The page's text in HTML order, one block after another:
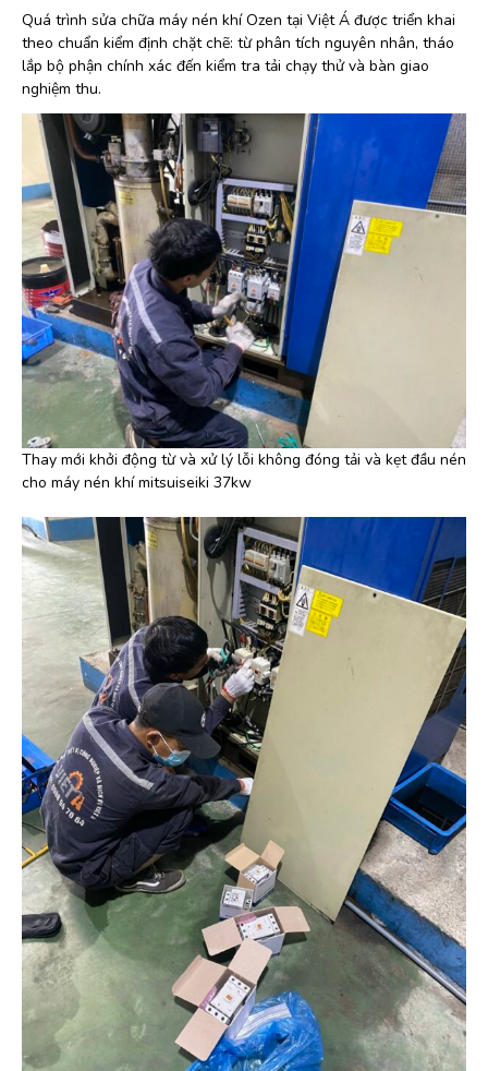
Quá trình sửa chữa máy nén khí Ozen tại Việt Á được triển khai
theo chuẩn kiểm định chặt chẽ: từ phân tích nguyên nhân, tháo
lắp bộ phận chính xác đến kiểm tra tải chạy thử và bàn giao
nghiệm thu.
Thay mới khởi động từ và xử lý lỗi không đóng tải và kẹt đầu nén
cho máy nén khí mitsuiseiki 37kw